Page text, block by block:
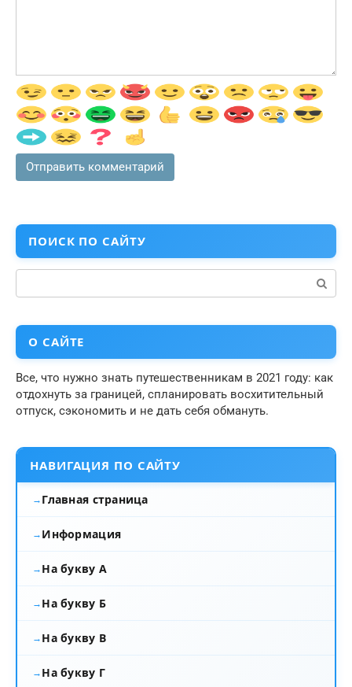
ПОИСК ПО САЙТУ
О САЙТЕ
Все, что нужно знать путешественникам в 2021 году: как
отдохнуть за границей, спланировать восхитительный
отпуск, сэкономить и не дать себя обмануть.
НАВИГАЦИЯ ПО САЙТУ
Главная страница
Информация
На букву А
На букву Б
На букву В
На букву Г